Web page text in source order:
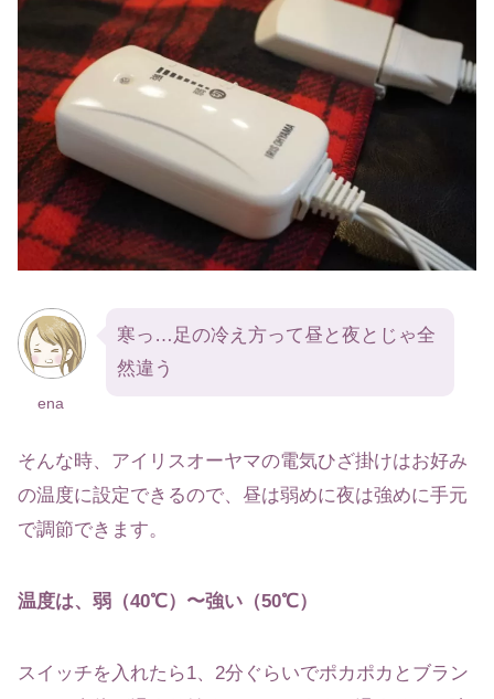
ena
寒っ…足の冷え方って昼と夜とじゃ全
然違う
そんな時、アイリスオーヤマの電気ひざ掛けはお好み
の温度に設定できるので、昼は弱めに夜は強めに手元
で調節できます。
温度は、弱（40℃）〜強い（50℃）
スイッチを入れたら1、2分ぐらいでポカポカとブラン